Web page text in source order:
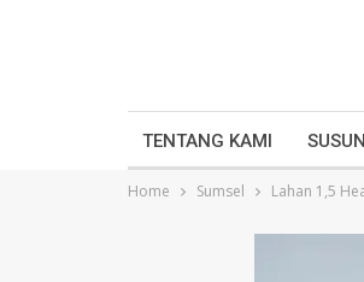
TENTANG KAMI
Home Sumsel Lahan 1,5